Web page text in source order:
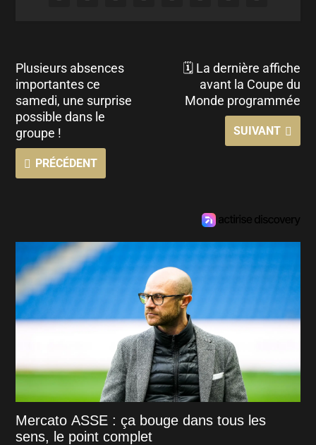
Plusieurs absences
importantes ce
samedi, une surprise
possible dans le
groupe !
PRÉCÉDENT
🗓 La dernière affiche
avant la Coupe du
Monde programmée
SUIVANT
Mercato ASSE : ça bouge dans tous les
sens, le point complet